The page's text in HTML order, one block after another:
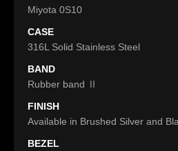
Miyota 0S10
CASE
316L Solid Stainless Steel
BAND
Rubber band Ⅱ
FINISH
Available in Brushed Silver and
BEZEL